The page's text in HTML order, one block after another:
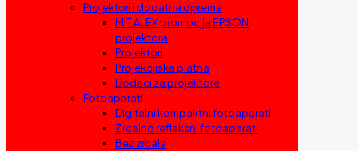
Projektori i dodatna oprema
MIT ALEX promocija EPSON
projektora
Projektori
Projekcijska platna
Dodaci za projektore
Fotoaparati
Digitalni kompaktni fotoaparati
Zrcalno refleksni fotoaparati
Bez zrcala